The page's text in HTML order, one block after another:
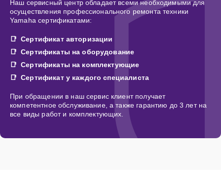
Наш сервисный центр обладает всеми необходимыми для
осуществления профессионального ремонта техники
Yamaha сертификатами:
Сертификат авторизации
Сертификаты на оборудование
Сертификаты на комплектующие
Сертификат у каждого специалиста
При обращении в наш сервис клиент получает
компетентное обслуживание, а также гарантию до 3 лет на
все виды работ и комплектующих.